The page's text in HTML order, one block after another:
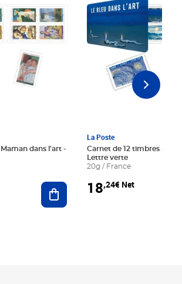
dans l'art -
Ajouter au panier
La Poste
Carnet de 12 timbres - Le
Lettre verte
20g / France
18,24€ Net